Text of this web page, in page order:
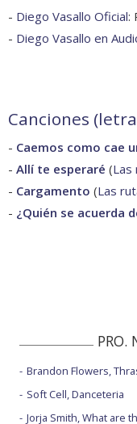
- Diego Vasallo Oficial:
- Diego Vasallo en
Canciones
- Caemos como cae
- Allí te esperaré (Las
- Cargamento (Las
- ¿Quién se acuerda
PRO.
Brandon Flowers,
Soft Cell, Danceteria
Jorja Smith, What are